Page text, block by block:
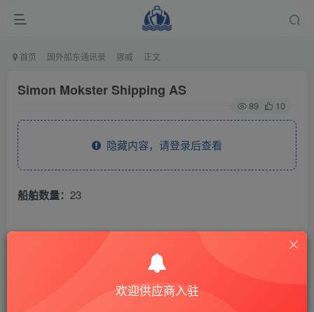
首页 国外船东通讯录 挪威 正文
Simon Mokster Shipping AS
89 10
隐藏内容，请登录后查看
船舶数量： 23
THE END
欢迎供应商入驻